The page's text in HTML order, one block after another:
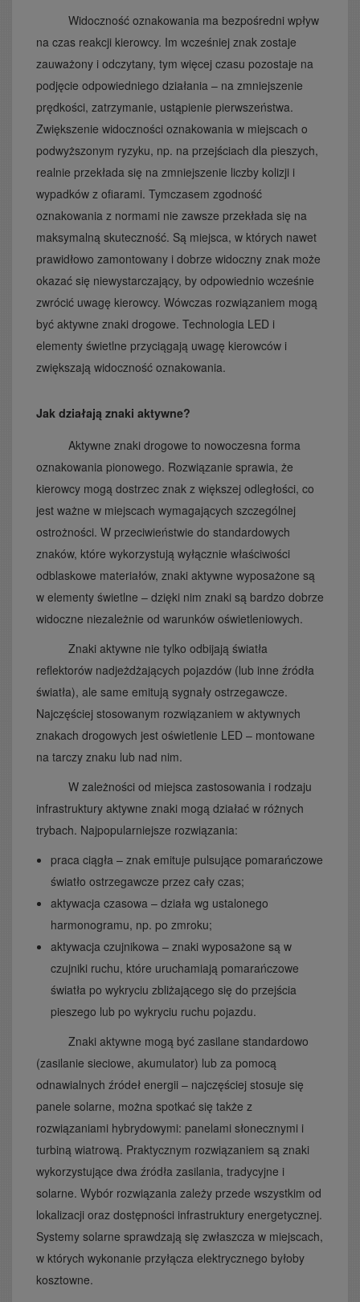
Widoczność oznakowania ma bezpośredni wpływ
na czas reakcji kierowcy. Im wcześniej znak zostaje
zauważony i odczytany, tym więcej czasu pozostaje na
podjęcie odpowiedniego działania – na zmniejszenie
prędkości, zatrzymanie, ustąpienie pierwszeństwa.
Zwiększenie widoczności oznakowania w miejscach o
podwyższonym ryzyku, np. na przejściach dla pieszych,
realnie przekłada się na zmniejszenie liczby kolizji i
wypadków z ofiarami. Tymczasem zgodność
oznakowania z normami nie zawsze przekłada się na
maksymalną skuteczność. Są miejsca, w których nawet
prawidłowo zamontowany i dobrze widoczny znak może
okazać się niewystarczający, by odpowiednio wcześnie
zwrócić uwagę kierowcy. Wówczas rozwiązaniem mogą
być aktywne znaki drogowe. Technologia LED i
elementy świetlne przyciągają uwagę kierowców i
zwiększają widoczność oznakowania.
Jak działają znaki aktywne?
Aktywne znaki drogowe to nowoczesna forma
oznakowania pionowego. Rozwiązanie sprawia, że
kierowcy mogą dostrzec znak z większej odległości, co
jest ważne w miejscach wymagających szczególnej
ostrożności. W przeciwieństwie do standardowych
znaków, które wykorzystują wyłącznie właściwości
odblaskowe materiałów, znaki aktywne wyposażone są
w elementy świetlne – dzięki nim znaki są bardzo dobrze
widoczne niezależnie od warunków oświetleniowych.
Znaki aktywne nie tylko odbijają światła
reflektorów nadjeżdżających pojazdów (lub inne źródła
światła), ale same emitują sygnały ostrzegawcze.
Najczęściej stosowanym rozwiązaniem w aktywnych
znakach drogowych jest oświetlenie LED – montowane
na tarczy znaku lub nad nim.
W zależności od miejsca zastosowania i rodzaju
infrastruktury aktywne znaki mogą działać w różnych
trybach. Najpopularniejsze rozwiązania:
praca ciągła – znak emituje pulsujące pomarańczowe
światło ostrzegawcze przez cały czas;
aktywacja czasowa – działa wg ustalonego
harmonogramu, np. po zmroku;
aktywacja czujnikowa – znaki wyposażone są w
czujniki ruchu, które uruchamiają pomarańczowe
światła po wykryciu zbliżającego się do przejścia
pieszego lub po wykryciu ruchu pojazdu.
Znaki aktywne mogą być zasilane standardowo
(zasilanie sieciowe, akumulator) lub za pomocą
odnawialnych źródeł energii – najczęściej stosuje się
panele solarne, można spotkać się także z
rozwiązaniami hybrydowymi: panelami słonecznymi i
turbiną wiatrową. Praktycznym rozwiązaniem są znaki
wykorzystujące dwa źródła zasilania, tradycyjne i
solarne. Wybór rozwiązania zależy przede wszystkim od
lokalizacji oraz dostępności infrastruktury energetycznej.
Systemy solarne sprawdzają się zwłaszcza w miejscach,
w których wykonanie przyłącza elektrycznego byłoby
kosztowne.